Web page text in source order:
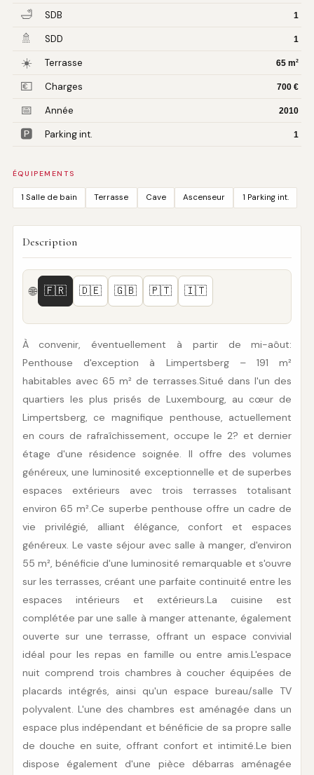
🛁 1
SDB
🚿 1
SDD
☀️ 65 m2
Terrasse
💶 700 €
Charges
📅 2010
Année
🅿️ 1
Parking int.
ÉQUIPEMENTS
1 Salle de bain Terrasse Cave Ascenseur 1 Parking int.
Description
🌐 🇫🇷 🇩🇪 🇬🇧 🇵🇹 🇮🇹
À convenir, éventuellement à partir de mi-aôut:
Penthouse d'exception à Limpertsberg – 191 m²
habitables avec 65 m² de terrasses.Situé dans l'un des
quartiers les plus prisés de Luxembourg, au cœur de
Limpertsberg, ce magnifique penthouse, actuellement
en cours de rafraîchissement, occupe le 2? et dernier
étage d'une résidence soignée. Il offre des volumes
généreux, une luminosité exceptionnelle et de superbes
espaces extérieurs avec trois terrasses totalisant
environ 65 m².Ce superbe penthouse offre un cadre de
vie privilégié, alliant élégance, confort et espaces
généreux. Le vaste séjour avec salle à manger, d'environ
55 m², bénéficie d'une luminosité remarquable et s'ouvre
sur les terrasses, créant une parfaite continuité entre les
espaces intérieurs et extérieurs.La cuisine est
complétée par une salle à manger attenante, également
ouverte sur une terrasse, offrant un espace convivial
idéal pour les repas en famille ou entre amis.L'espace
nuit comprend trois chambres à coucher équipées de
placards intégrés, ainsi qu'un espace bureau/salle TV
polyvalent. L'une des chambres est aménagée dans un
espace plus indépendant et bénéficie de sa propre salle
de douche en suite, offrant confort et intimité.Le bien
dispose également d'une pièce débarras aménagée